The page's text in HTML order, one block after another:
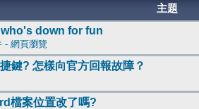
主題
who's down for fun
- 網頁瀏覽
鍵? 怎樣向官方回報故障？
檔案位置改了嗎?